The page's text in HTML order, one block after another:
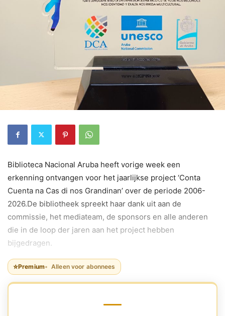
Biblioteca Nacional Aruba heeft vorige week een
erkenning ontvangen voor het jaarlijkse project ‘Conta
Cuenta na Cas di nos Grandinan’ over de periode 2006-
2026.De bibliotheek spreekt haar dank uit aan de
commissie, het mediateam, de sponsors en alle anderen
die in de loop der jaren aan het project hebben
bijgedragen.
⭐Premium Alleen voor abonnees